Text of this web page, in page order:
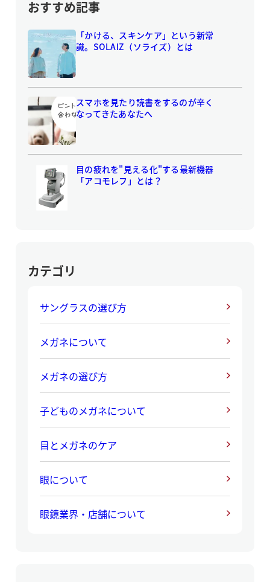
おすすめ記事
「かける、スキンケア」という新常
識。SOLAIZ（ソライズ）とは
スマホを見たり読書をするのが辛く
なってきたあなたへ
目の疲れを"見える化"する最新機器
「アコモレフ」とは？
カテゴリ
サングラスの選び方
メガネについて
メガネの選び方
子どものメガネについて
目とメガネのケア
眼について
眼鏡業界・店舗について